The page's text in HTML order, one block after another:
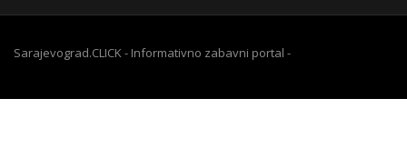
Sarajevograd.CLICK - Informativno zabavni portal -